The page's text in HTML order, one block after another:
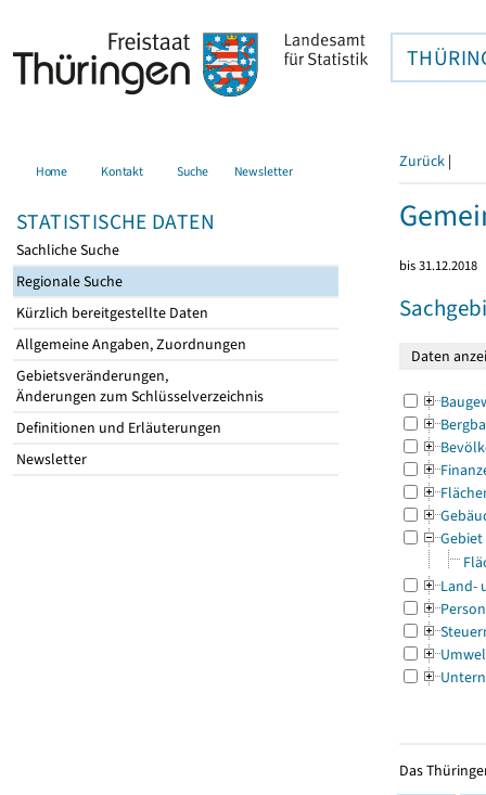
Home Kontakt Suche Newsletter
STATISTISCHE DATEN
Sachliche Suche
Regionale Suche
Kürzlich bereitgestellte Daten
Allgemeine Angaben, Zuordnungen
Gebietsveränderungen,
Änderungen zum Schlüsselverzeichnis
Definitionen und Erläuterungen
Newsletter
Zurück |
bis 31.12.2018
Gebiet
Land-
Das